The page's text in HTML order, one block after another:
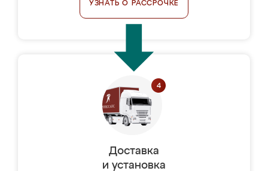
УЗНАТЬ О РАССРОЧКЕ
Доставка
и установка